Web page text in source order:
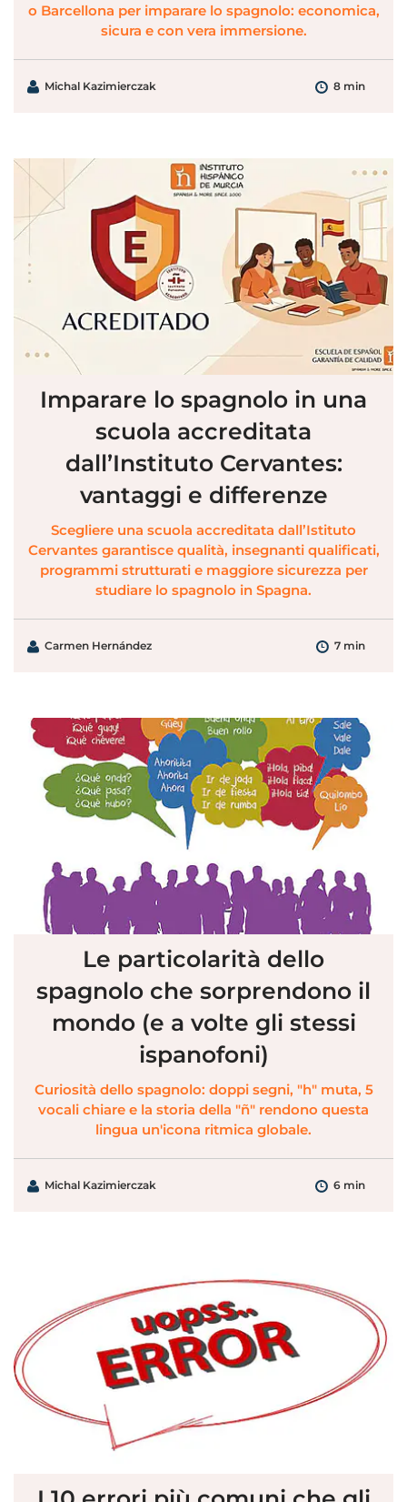
o Barcellona per imparare lo spagnolo: economica,
sicura e con vera immersione.
Michal Kazimierczak 8 min
Imparare lo spagnolo in una
scuola accreditata
dall’Instituto Cervantes:
vantaggi e differenze
Scegliere una scuola accreditata dall’Istituto
Cervantes garantisce qualità, insegnanti qualificati,
programmi strutturati e maggiore sicurezza per
studiare lo spagnolo in Spagna.
Carmen Hernández 7 min
Le particolarità dello
spagnolo che sorprendono il
mondo (e a volte gli stessi
ispanofoni)
Curiosità dello spagnolo: doppi segni, "h" muta, 5
vocali chiare e la storia della "ñ" rendono questa
lingua un'icona ritmica globale.
Michal Kazimierczak 6 min